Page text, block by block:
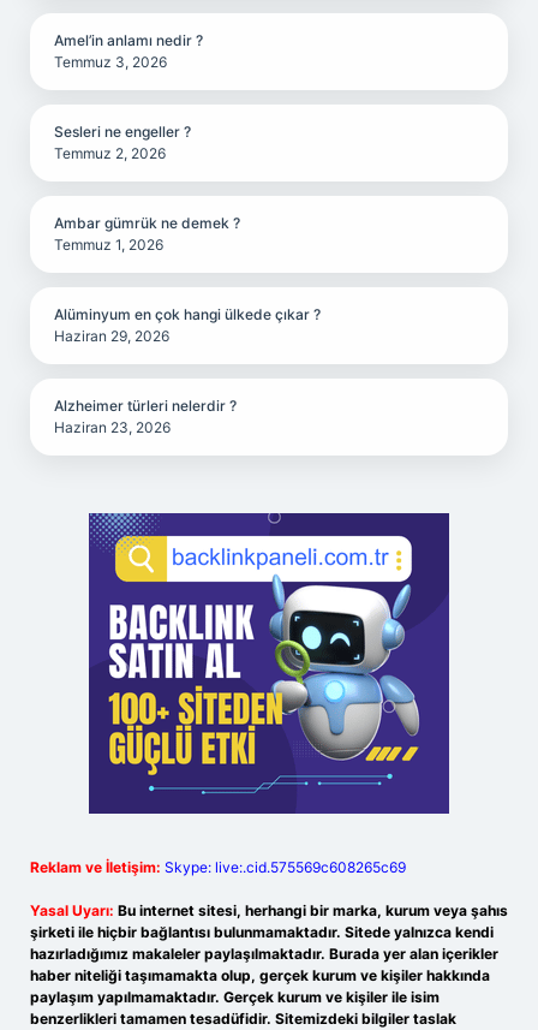
Amel’in anlamı nedir ?
Temmuz 3, 2026
Sesleri ne engeller ?
Temmuz 2, 2026
Ambar gümrük ne demek ?
Temmuz 1, 2026
Alüminyum en çok hangi ülkede çıkar ?
Haziran 29, 2026
Alzheimer türleri nelerdir ?
Haziran 23, 2026
Reklam ve İletişim: Skype: live:.cid.575569c608265c69
Yasal Uyarı: Bu internet sitesi, herhangi bir marka, kurum veya şahıs
şirketi ile hiçbir bağlantısı bulunmamaktadır. Sitede yalnızca kendi
hazırladığımız makaleler paylaşılmaktadır. Burada yer alan içerikler
haber niteliği taşımamakta olup, gerçek kurum ve kişiler hakkında
paylaşım yapılmamaktadır. Gerçek kurum ve kişiler ile isim
benzerlikleri tamamen tesadüfidir. Sitemizdeki bilgiler taslak